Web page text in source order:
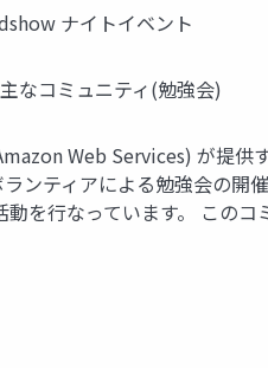
ナイトイベント
なコミュニティ(勉強会)
Web Services) が提
ンティアによる勉強会の開
動を行なっています。 この